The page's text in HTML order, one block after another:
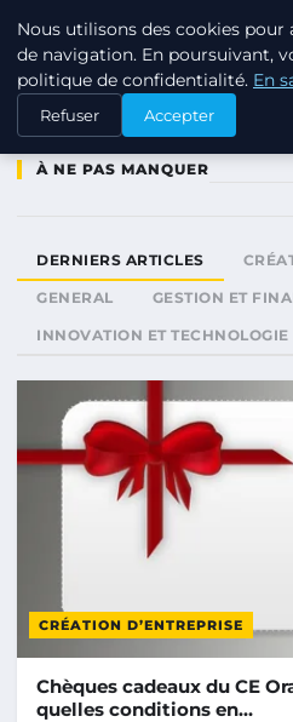
LPO CONSULTING
À NE PAS MANQUER
DERNIERS ARTICLES
GENERAL GESTION ET
INNOVATION ET TECHNOLOGIE
CRÉATION D’ENTREPRISE
Chèques cadeaux du CE
quelles conditions en…
Nous utilisons des cookies
de navigation. En poursuivant,
politique de confidentialité. En
Refuser Accepter